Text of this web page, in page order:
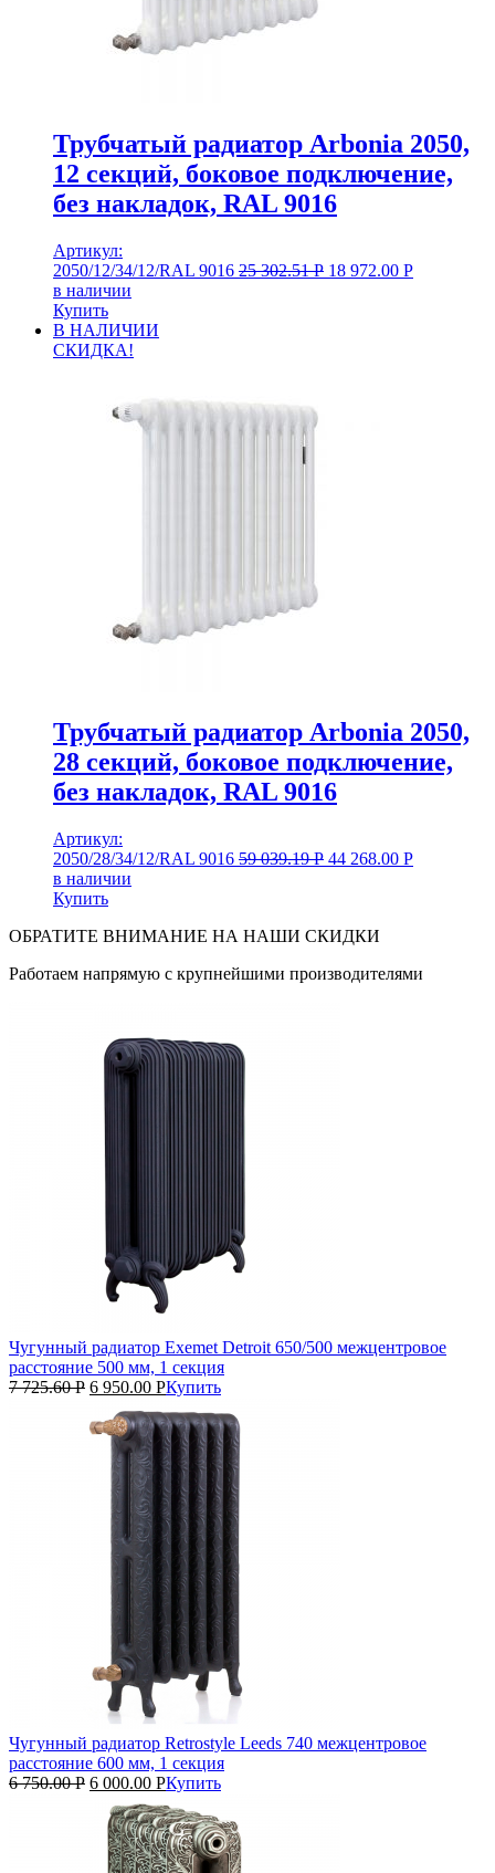
Трубчатый радиатор Arbonia 2050,
12 секций, боковое подключение,
без накладок, RAL 9016
Артикул:
2050/12/34/12/RAL 9016 25 302.51Р 18 972.00 Р
в наличии
Купить
В НАЛИЧИИ
СКИДКА!
Трубчатый радиатор Arbonia 2050,
28 секций, боковое подключение,
без накладок, RAL 9016
Артикул:
2050/28/34/12/RAL 9016 59 039.19Р 44 268.00 Р
в наличии
Купить
ОБРАТИТЕ ВНИМАНИЕ НА НАШИ СКИДКИ
Работаем напрямую с крупнейшими производителями
Чугунный радиатор Exemet Detroit 650/500 межцентровое
расстояние 500 мм, 1 секция
7 725.60Р 6 950.00 РКупить
Чугунный радиатор Retrostyle Leeds 740 межцентровое
расстояние 600 мм, 1 секция
6 750.00Р 6 000.00 РКупить